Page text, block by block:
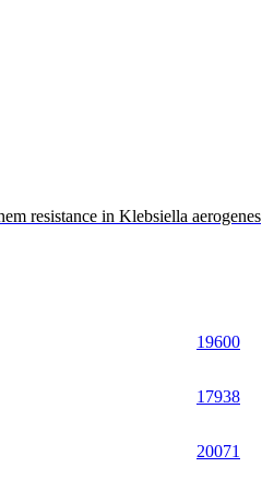
resistance in Klebsiella aerogenes
19600
17938
20071